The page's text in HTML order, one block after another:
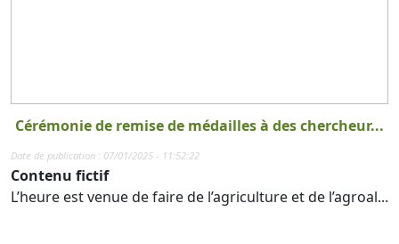
Cérémonie de remise de médailles à des chercheur...
Date de publication : 07/01/2025 - 11:52:22
Contenu fictif
L’heure est venue de faire de l’agriculture et de l’agroal...